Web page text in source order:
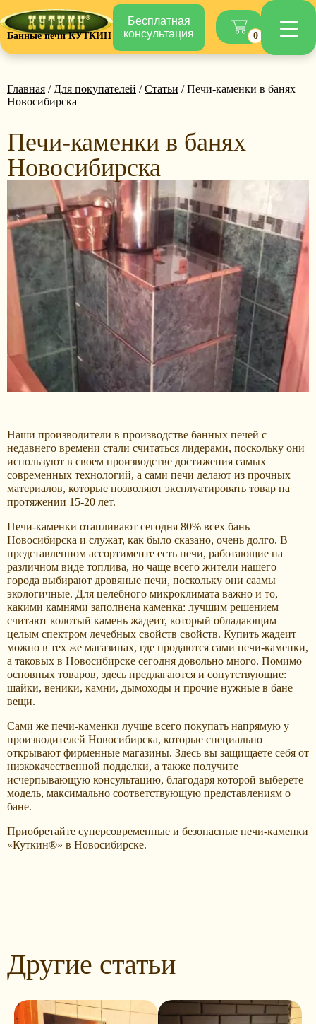
Банные печи КУТКИН
Бесплатная
консультация
0
Главная / Для покупателей /Статьи / Печи-каменки в банях
Новосибирска
Печи-каменки в банях
Новосибирска
Наши производители в производстве банных печей с
недавнего времени стали считаться лидерами, поскольку они
используют в своем производстве достижения самых
современных технологий, а сами печи делают из прочных
материалов, которые позволяют эксплуатировать товар на
протяжении 15-20 лет.
Печи-каменки отапливают сегодня 80% всех бань
Новосибирска и служат, как было сказано, очень долго. В
представленном ассортименте есть печи, работающие на
различном виде топлива, но чаще всего жители нашего
города выбирают дровяные печи, поскольку они саамы
экологичные. Для целебного микроклимата важно и то,
какими камнями заполнена каменка: лучшим решением
считают колотый камень жадеит, который обладающим
целым спектром лечебных свойств свойств. Купить жадеит
можно в тех же магазинах, где продаются сами печи-каменки,
а таковых в Новосибирске сегодня довольно много. Помимо
основных товаров, здесь предлагаются и сопутствующие:
шайки, веники, камни, дымоходы и прочие нужные в бане
вещи.
Сами же печи-каменки лучше всего покупать напрямую у
производителей Новосибирска, которые специально
открывают фирменные магазины. Здесь вы защищаете себя от
низкокачественной подделки, а также получите
исчерпывающую консультацию, благодаря которой выберете
модель, максимально соответствующую представлениям о
бане.
Приобретайте суперсовременные и безопасные печи-каменки
«Куткин®» в Новосибирске.
Другие статьи